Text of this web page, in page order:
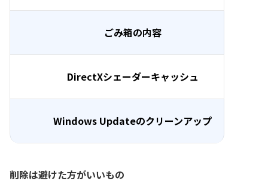
ごみ箱の内容
DirectXシェーダーキャッシュ
Windows Updateのクリーンアップ
削除は避けた方がいいもの